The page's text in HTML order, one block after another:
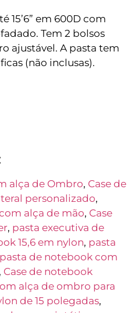
15’6” em 600D com
Tem 2 bolsos
ajustável. A pasta tem
(não inclusas).
alça de Ombro, Case de
personalizado,
alça de mão, Case
, pasta executiva de
15,6 em nylon, pasta
pasta de notebook com
, Case de notebook
alça de ombro para
de 15 polegadas,